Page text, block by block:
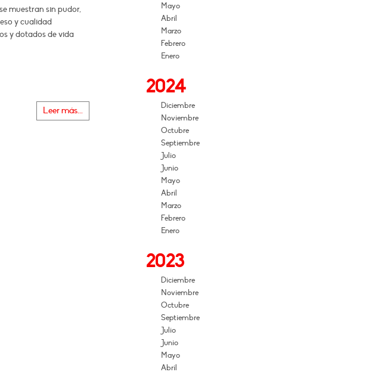
muestran sin pudor,
y cualidad
y dotados de vida
Leer más...
Mayo
Abril
Marzo
Febrero
Enero
2024
Diciembre
Noviembre
Octubre
Septiembre
Julio
Junio
Mayo
Abril
Marzo
Febrero
Enero
2023
Diciembre
Noviembre
Octubre
Septiembre
Julio
Junio
Mayo
Abril